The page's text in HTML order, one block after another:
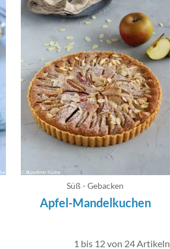
Süß - Gebacken
Apfel-Mandelkuchen
1 bis 12 von 24 Artikeln